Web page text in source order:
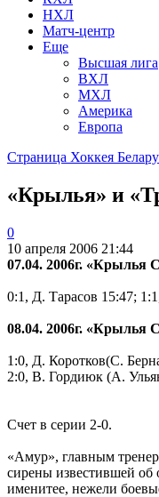
НХЛ
Матч-центр
Еще
Высшая лига
ВХЛ
МХЛ
Америка
Европа
Страница Хоккея
«Крылья» и
0
10 апреля 2006 21:44
07.04. 2006г. «Крылья
0:1, Д. Тарасов 15:47;
08.04. 2006г. «Крылья
1:0, Д. Коротков(С.
2:0, В. Гордиюк (А.
Счет в серии 2-0.
«Амур», главным
сирены известившей об
именитее, нежели